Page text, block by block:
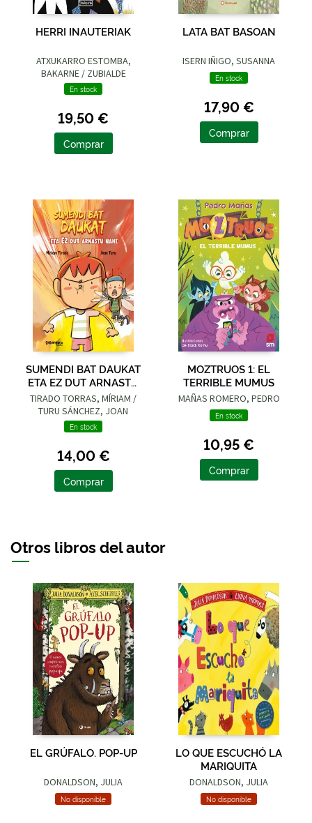
HERRI INAUTERIAK
ATXUKARRO ESTOMBA,
BAKARNE / ZUBIALDE
GRAJIRENA, IZASKUN
En stock
19,50 €
Comprar
LATA BAT BASOAN
ISERN IÑIGO, SUSANNA
En stock
17,90 €
Comprar
SUMENDI BAT DAUKAT
ETA EZ DUT ARNASTU
NAHI
TIRADO TORRAS, MÍRIAM /
TURU SÁNCHEZ, JOAN
En stock
14,00 €
Comprar
MOZTRUOS 1: EL
TERRIBLE MUMUS
MAÑAS ROMERO, PEDRO
En stock
10,95 €
Comprar
Otros libros del autor
EL GRÚFALO. POP-UP
DONALDSON, JULIA
No disponible
LO QUE ESCUCHÓ LA
MARIQUITA
DONALDSON, JULIA
No disponible